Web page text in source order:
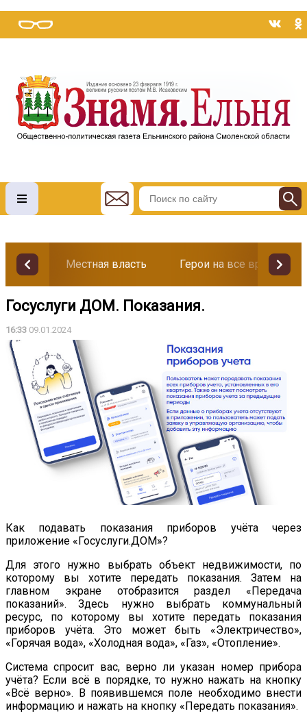
Местная власть Герои на все времена
Госуслуги ДОМ. Показания.
16:33 09.01.2024
Как подавать показания приборов учёта через
приложение «Госуслуги.ДОМ»?
Для этого нужно выбрать объект недвижимости, по
которому вы хотите передать показания. Затем на
главном экране отобразится раздел «Передача
показаний». Здесь нужно выбрать коммунальный
ресурс, по которому вы хотите передать показания
приборов учёта. Это может быть «Электричество»,
«Горячая вода», «Холодная вода», «Газ», «Отопление».
Система спросит вас, верно ли указан номер прибора
учёта? Если всё в порядке, то нужно нажать на кнопку
«Всё верно». В появившемся поле необходимо внести
информацию и нажать на кнопку «Передать показания».